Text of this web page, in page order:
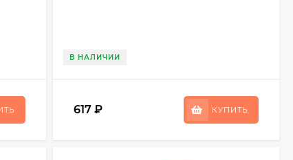
В НАЛИЧИИ
617 ₽ КУПИТЬ